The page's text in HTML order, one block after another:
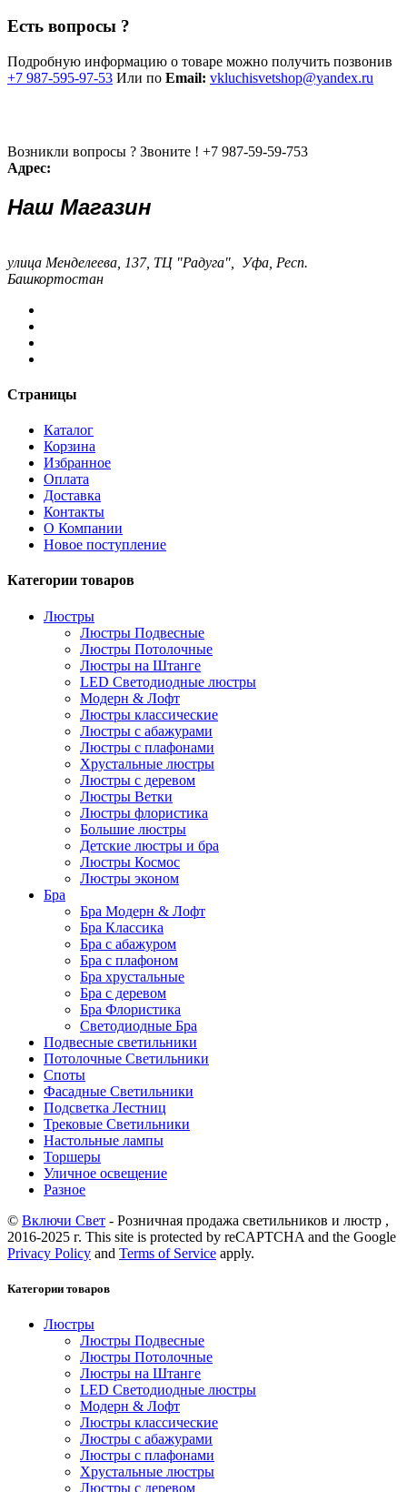
Есть вопросы ?
Подробную информацию о товаре можно получить позвонив
+7 987-595-97-53 Или по Email: vkluchisvetshop@yandex.ru
Возникли вопросы ? Звоните ! +7 987-59-59-753
Адрес:
Наш Магазин
улица Менделеева, 137, ТЦ "Радуга", Уфа, Респ.
Башкортостан
Страницы
Каталог
Корзина
Избранное
Оплата
Доставка
Контакты
О Компании
Новое поступление
Категории товаров
Люстры
Люстры Подвесные
Люстры Потолочные
Люстры на Штанге
LED Светодиодные люстры
Модерн & Лофт
Люстры классические
Люстры с абажурами
Люстры с плафонами
Хрустальные люстры
Люстры с деревом
Люстры Ветки
Люстры флористика
Большие люстры
Детские люстры и бра
Люстры Космос
Люстры эконом
Бра
Бра Модерн & Лофт
Бра Классика
Бра с абажуром
Бра с плафоном
Бра хрустальные
Бра с деревом
Бра Флористика
Светодиодные Бра
Подвесные светильники
Потолочные Светильники
Споты
Фасадные Светильники
Подсветка Лестниц
Трековые Светильники
Настольные лампы
Торшеры
Уличное освещение
Разное
© Включи Свет - Розничная продажа светильников и люстр ,
2016-2025 г. This site is protected by reCAPTCHA and the Google
Privacy Policy and Terms of Service apply.
Категории товаров
Люстры
Люстры Подвесные
Люстры Потолочные
Люстры на Штанге
LED Светодиодные люстры
Модерн & Лофт
Люстры классические
Люстры с абажурами
Люстры с плафонами
Хрустальные люстры
Люстры с деревом